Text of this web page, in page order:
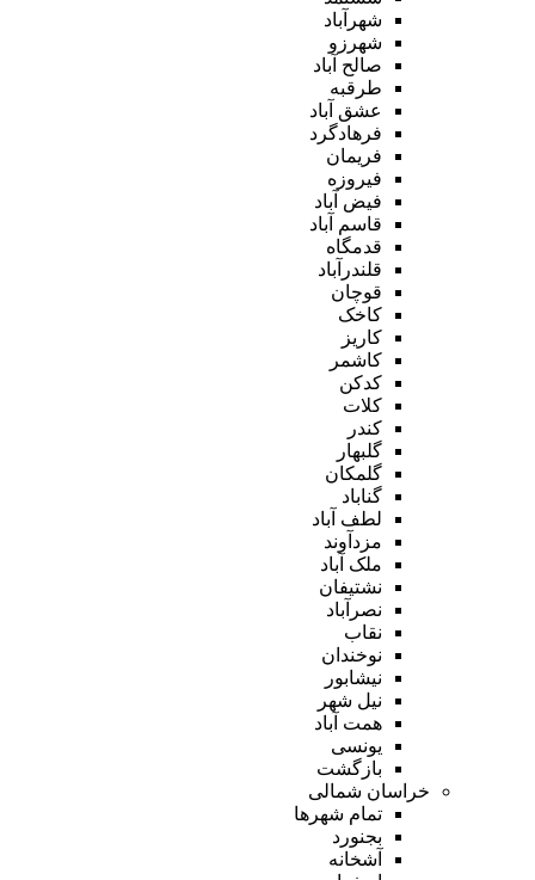
شهرآباد
شهرزو
صالح آباد
طرقبه
عشق آباد
فرهادگرد
فریمان
فیروزه
فیض آباد
قاسم آباد
قدمگاه
قلندرآباد
قوچان
کاخک
کاریز
کاشمر
کدکن
کلات
کندر
گلبهار
گلمکان
گناباد
لطف آباد
مزدآوند
ملک آباد
نشتیفان
نصرآباد
نقاب
نوخندان
نیشابور
نیل شهر
همت آباد
یونسی
بازگشت
خراسان شمالی
تمام شهر‌ها
بجنورد
آشخانه